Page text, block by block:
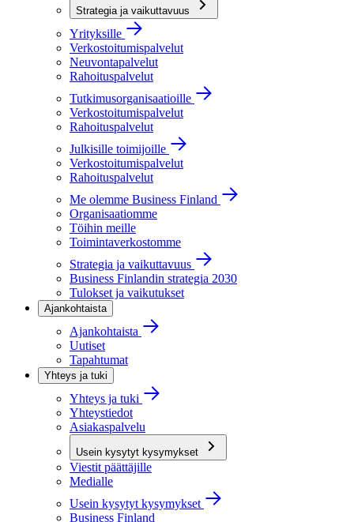
Strategia ja vaikuttavuus
Yrityksille
Verkostoitumispalvelut
Neuvontapalvelut
Rahoituspalvelut
Tutkimusorganisaatioille
Verkostoitumispalvelut
Rahoituspalvelut
Julkisille toimijoille
Verkostoitumispalvelut
Rahoituspalvelut
Me olemme Business Finland
Organisaatiomme
Töihin meille
Toimintaverkostomme
Strategia ja vaikuttavuus
Business Finlandin strategia 2030
Tulokset ja vaikutukset
Ajankohtaista
Ajankohtaista
Uutiset
Tapahtumat
Yhteys ja tuki
Yhteys ja tuki
Yhteystiedot
Asiakaspalvelu
Usein kysytyt kysymykset
Viestit päättäjille
Medialle
Usein kysytyt kysymykset
Business Finland